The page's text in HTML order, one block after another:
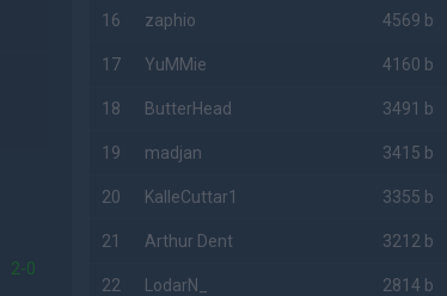
2-0
16 zaphio 4569 b
17 YuMMie 4160 b
18 ButterHead 3491 b
19 madjan 3415 b
20 KalleCuttar1 3355 b
21 Arthur Dent 3212 b
22 LodarN_ 2814 b